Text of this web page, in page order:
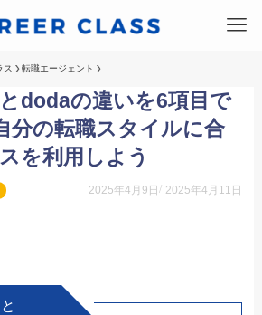
ス 転職エージェント
dodaの違いを6項目で
分の転職スタイルに合
を利用しよう
2025年4月9日 2025年4月11日